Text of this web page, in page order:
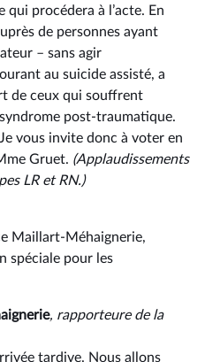
procédera à l’acte. En
de personnes ayant
–⁠ sans agir
au suicide assisté, a
de ceux qui souffrent
post-traumatique.
vous invite donc à voter en
Gruet. (Applaudissements
LR et RN.)
Maillart-Méhaignerie,
spéciale pour les
, rapporteure de la
tardive. Nous allons